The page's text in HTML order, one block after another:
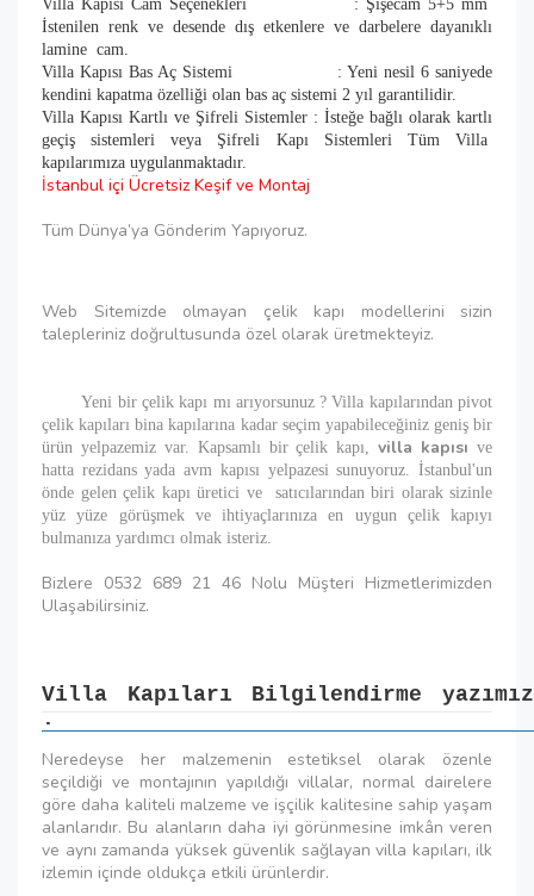
Villa Kapısı Cam Seçenekleri : Şişecam 5+5 mm
İstenilen renk ve desende dış etkenlere ve darbelere dayanıklı
lamine cam.
Villa Kapısı Bas Aç Sistemi : Yeni nesil 6 saniyede
kendini kapatma özelliği olan bas aç sistemi 2 yıl garantilidir.
Villa Kapısı Kartlı ve Şifreli Sistemler : İsteğe bağlı olarak kartlı
geçiş sistemleri veya Şifreli Kapı Sistemleri Tüm Villa
kapılarımıza uygulanmaktadır.
İstanbul içi Ücretsiz Keşif ve Montaj
Tüm Dünya’ya Gönderim Yapıyoruz.
Web Sitemizde olmayan çelik kapı modellerini sizin
talepleriniz doğrultusunda özel olarak üretmekteyiz.
Yeni bir çelik kapı mı arıyorsunuz ? Villa kapılarından pivot
çelik kapıları bina kapılarına kadar seçim yapabileceğiniz geniş bir
ürün yelpazemiz var. Kapsamlı bir çelik kapı,villa kapısı ve
hatta rezidans yada avm kapısı yelpazesi sunuyoruz. İstanbul'un
önde gelen çelik kapı üretici ve satıcılarından biri olarak sizinle
yüz yüze görüşmek ve ihtiyaçlarınıza en uygun çelik kapıyı
bulmanıza yardımcı olmak isteriz.
Bizlere 0532 689 21 46 Nolu Müşteri Hizmetlerimizden
Ulaşabilirsiniz.
Villa Kapıları Bilgilendirme yazımız
.
Neredeyse her malzemenin estetiksel olarak özenle
seçildiği ve montajının yapıldığı villalar, normal dairelere
göre daha kaliteli malzeme ve işçilik kalitesine sahip yaşam
alanlarıdır. Bu alanların daha iyi görünmesine imkân veren
ve aynı zamanda yüksek güvenlik sağlayan villa kapıları, ilk
izlemin içinde oldukça etkili ürünlerdir.